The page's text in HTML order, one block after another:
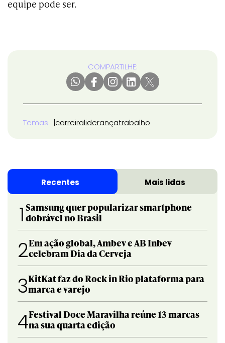
equipe pode ser.
COMPARTILHE:
Temas carreiraliderançatrabalho
Recentes Mais lidas
1 Samsung quer popularizar smartphone
dobrável no Brasil
2Em ação global, Ambev e AB Inbev
celebram Dia da Cerveja
3KitKat faz do Rock in Rio plataforma para
marca e varejo
4Festival Doce Maravilha reúne 13 marcas
na sua quarta edição